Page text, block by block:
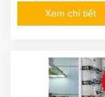
Xem chi tiết